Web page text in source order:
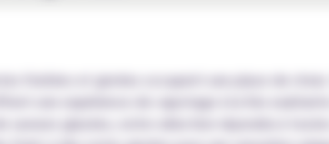
fruitées et givrées occupent une place de
une expérience de vapotage à la fois
saveurs glacées, notre sélection répondra à